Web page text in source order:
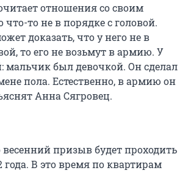
отношения со своим
что-то не в порядке с головой.
доказать, что у него не в
то его не возьмут в армию. У
мальчик был девочкой. Он сделал
пола. Естественно, в армию он
Анна Сягровец.
призыв будет проходить
года. В это время по квартирам